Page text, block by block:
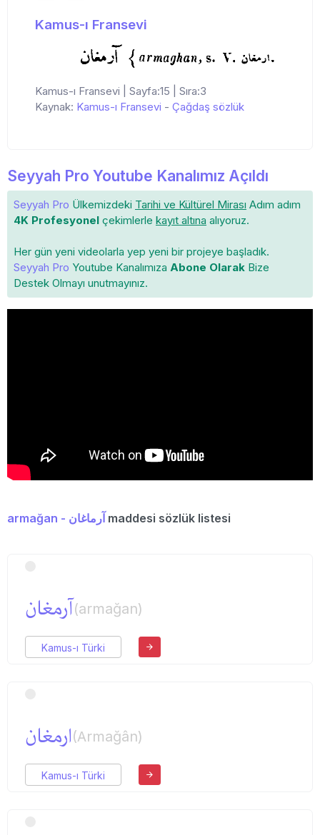
Kamus-ı Fransevi
Kamus-ı Fransevi | Sayfa:15 | Sıra:3
Kaynak: Kamus-ı Fransevi - Çağdaş sözlük
Seyyah Pro Youtube Kanalımız Açıldı
Seyyah Pro Ülkemizdeki Tarihi ve Kültürel Mirası Adım adım
4K Profesyonel çekimlerle kayıt altına alıyoruz.
Her gün yeni videolarla yep yeni bir projeye başladık.
Seyyah Pro Youtube Kanalımıza Abone Olarak Bize
Destek Olmayı unutmayınız.
armağan - آرماغان maddesi sözlük listesi
آرمغان(armağan)
Kamus-ı Türki
ارمغان(Armağân)
Kamus-ı Türki